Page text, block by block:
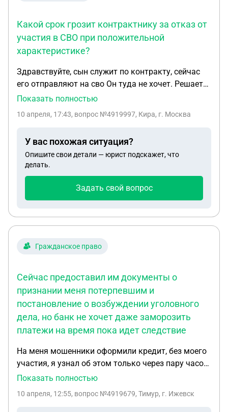
Какой срок грозит контрактнику за отказ от
участия в СВО при положительной
характеристике?
Здравствуйте, сын служит по контракту, сейчас
его отправляют на сво Он туда не хочет. Решается
вопрос о возбуждении уголовного дела, скажите
положительной характеристики?
Показать полностью
10 апреля, 17:43, вопрос №4919997, Кира, г. Москва
У вас похожая ситуация?
Опишите свои детали — юрист подскажет, что
делать.
Задать свой вопрос
Гражданское право
Сейчас предоставил им документы о
признании меня потерпевшим и
постановление о возбуждении уголовного
дела, но банк не хочет даже заморозить
платежи на время пока идет следствие
На меня мошенники оформили кредит, без моего
участия, я узнал об этом только через пару часов,
Т банк никак со мной не связывался уточнить я
предоставил им документы о признании меня
Показать полностью
10 апреля, 12:55, вопрос №4919679, Тимур, г. Ижевск